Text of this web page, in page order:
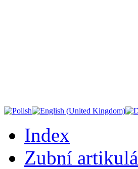
Index
Zubní